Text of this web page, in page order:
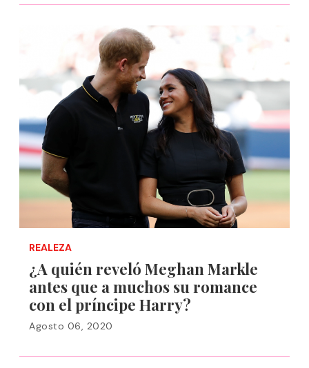
REALEZA
¿A quién reveló Meghan Markle
antes que a muchos su romance
con el príncipe Harry?
Agosto 06, 2020